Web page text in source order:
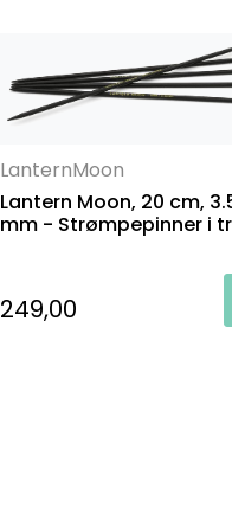
LanternMoon
Lantern Moon, 20 cm,
mm - Strømpepinner i
249,00